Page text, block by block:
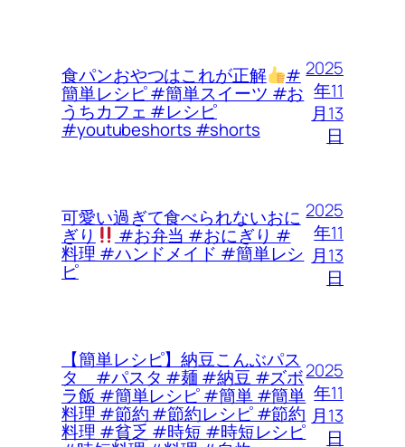
食パンおやつはこれが正解 #
簡単レシピ #簡単スイーツ #お
うちカフェ #レシピ
#youtubeshorts #shorts
2025
年11
月13
日
可愛い過ぎて食べられないおに
ぎり #お弁当 #おにぎり #
料理 #ハンドメイド #簡単レシ
ピ
2025
年11
月13
日
【簡単レシピ】納豆こんぶパス
タ #パスタ #麺 #納豆 #ズボ
ラ飯 #簡単レシピ #簡単 #簡単
料理 #節約 #節約レシピ #節約
料理 #貧乏 #時短 #時短レシピ
2025
年11
月13
日